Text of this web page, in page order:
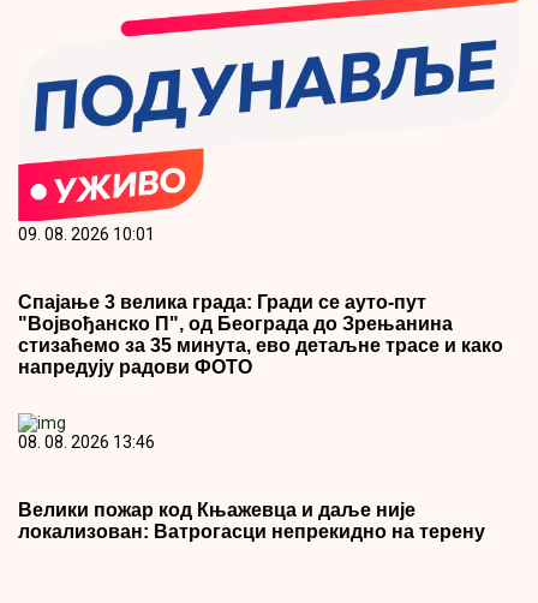
09. 08. 2026 10:01
Спајање 3 велика града: Гради се ауто-пут
"Војвођанско П", од Београда до Зрењанина
стизаћемо за 35 минута, ево детаљне трасе и како
напредују радови ФОТО
08. 08. 2026 13:46
Велики пожар код Књажевца и даље није
локализован: Ватрогасци непрекидно на терену